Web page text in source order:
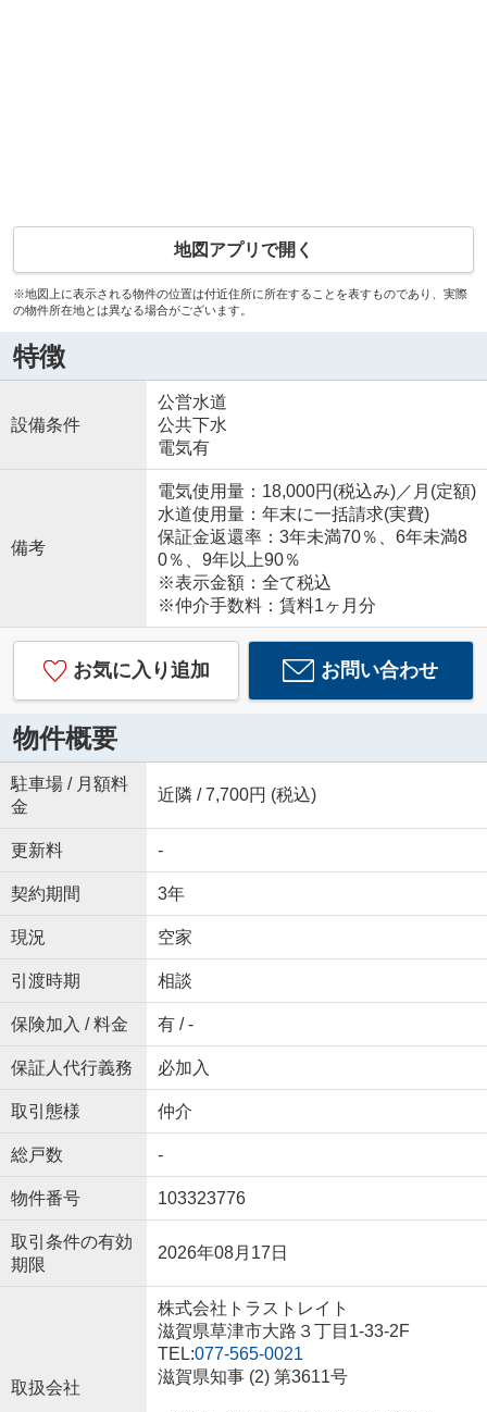
地図アプリで開く
※地図上に表示される物件の位置は付近住所に所在することを表すものであり、実際
の物件所在地とは異なる場合がございます。
特徴
設備条件
公営水道
公共下水
電気有
備考
電気使用量：18,000円(税込み)／月(定額)
水道使用量：年末に一括請求(実費)
保証金返還率：3年未満70％、6年未満8
0％、9年以上90％
※表示金額：全て税込
※仲介手数料：賃料1ヶ月分
お気に入り追加 お問い合わせ
物件概要
駐車場 / 月額料
金
近隣 / 7,700円 (税込)
更新料 -
契約期間 3年
現況 空家
引渡時期 相談
保険加入 / 料金 有 / -
保証人代行義務 必加入
取引態様 仲介
総戸数 -
物件番号 103323776
取引条件の有効
期限
2026年08月17日
取扱会社
株式会社トラストレイト
滋賀県草津市大路３丁目1-33-2F
TEL:077-565-0021
滋賀県知事 (2) 第3611号